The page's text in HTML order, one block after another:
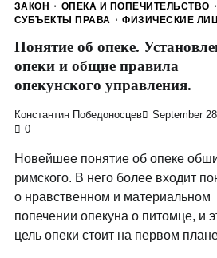
ЗАКОН
ОПЕКА И ПОПЕЧИТЕЛЬСТВО
СУБЪЕКТЫ ПРАВА
ФИЗИЧЕСКИЕ
Понятие об опеке.
опеки и общие правила
опекунского управления.
Константин Победоносцев
September
0
Новейшее понятие об опеке
римского. В него более входит
о нравственном и материальном
попечении опекуна о питомце, и
цель опеки стоит на первом